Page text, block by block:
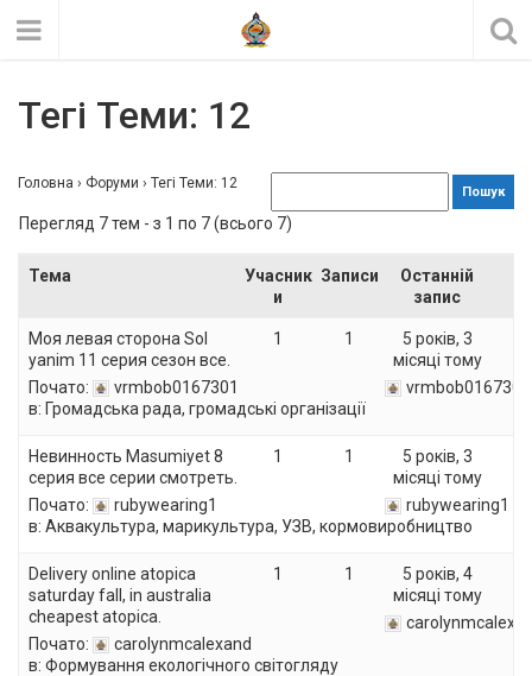
Тегі Теми: 12
Головна › Форуми › Тегі Теми: 12
Перегляд 7 тем - з 1 по 7 (всього 7)
Тема
Учасник
и
Записи
Останній
запис
Моя левая сторона Sol
yanim 11 серия сезон все.
Почато:
vrmbob0167301
в: Громадська рада, громадські організації
1 1
5 років, 3
місяці тому
vrmbob0167301
Невинность Masumiyet 8
серия все серии смотреть.
Почато:
rubywearing1
в: Аквакультура, марикультура, УЗВ, кормовиробництво
1 1
5 років, 3
місяці тому
rubywearing1
Delivery online atopica
saturday fall, in australia
cheapest atopica.
Почато:
carolynmcalexand
в: Формування екологічного світогляду
1 1
5 років, 4
місяці тому